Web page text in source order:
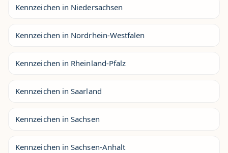
Kennzeichen in Niedersachsen
Kennzeichen in Nordrhein-Westfalen
Kennzeichen in Rheinland-Pfalz
Kennzeichen in Saarland
Kennzeichen in Sachsen
Kennzeichen in Sachsen-Anhalt